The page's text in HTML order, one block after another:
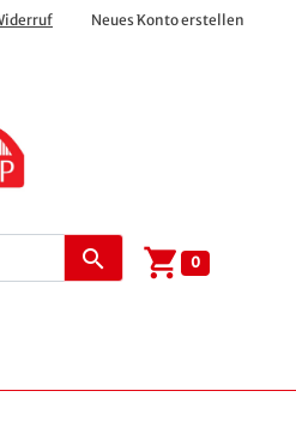
Neues Konto erstellen
search shopping_cart 0